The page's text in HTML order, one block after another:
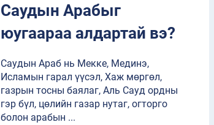
Саудын Арабыг
юугаараа алдартай вэ?
Саудын Араб нь Мекке, Мединэ,
Исламын гарал үүсэл, Хаж мөргөл,
газрын тосны баялаг, Аль Сауд ордны
гэр бүл, цөлийн газар нутаг, огторго
болон арабын ...